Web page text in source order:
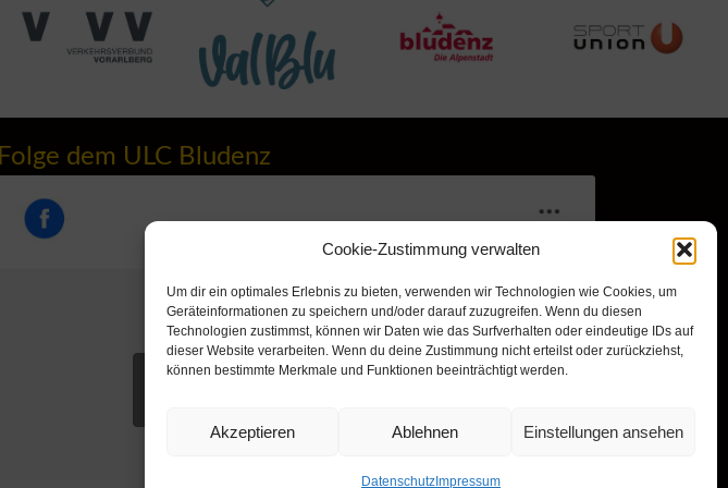
Cookie-Zustimmung verwalten
Um dir ein optimales Erlebnis zu bieten, verwenden wir Technologien wie Cookies, um
Geräteinformationen zu speichern und/oder darauf zuzugreifen. Wenn du diesen
Technologien zustimmst, können wir Daten wie das Surfverhalten oder eindeutige IDs auf
dieser Website verarbeiten. Wenn du deine Zustimmung nicht erteilst oder zurückziehst,
können bestimmte Merkmale und Funktionen beeinträchtigt werden.
Akzeptieren Ablehnen Einstellungen ansehen
DatenschutzImpressum
Folge dem ULC Bludenz
Klicke hier, um Marketing-Cookies zu